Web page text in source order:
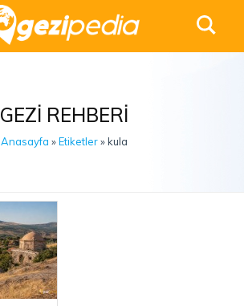
GEZI REHBERI
Anasayfa »Etiketler» kula